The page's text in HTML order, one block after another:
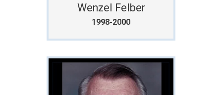
Wenzel Felber
1998-2000